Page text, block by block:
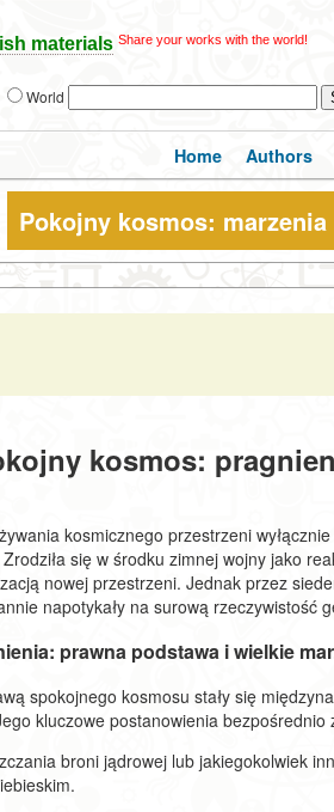
materials Share your works with the world!
World
Home Authors
Pokojny kosmos:
kosmos:
kosmicznego przestrzeni
się w środku zimnej wojny jako
nowej przestrzeni. Jednak przez
napotykały na surową rzeczywistość
prawna podstawa i wielkie
spokojnego kosmosu stały się
kluczowe postanowienia bezpośrednio
broni jądrowej lub jakiegokolwiek